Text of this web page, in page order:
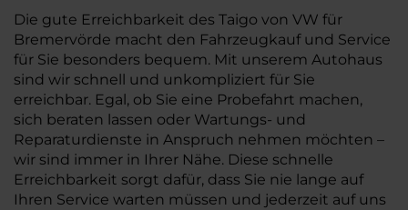
Die gute Erreichbarkeit des Taigo von VW für
Bremervörde macht den Fahrzeugkauf und Service
für Sie besonders bequem. Mit unserem Autohaus
sind wir schnell und unkompliziert für Sie
erreichbar. Egal, ob Sie eine Probefahrt machen,
sich beraten lassen oder Wartungs- und
Reparaturdienste in Anspruch nehmen möchten –
wir sind immer in Ihrer Nähe. Diese schnelle
Erreichbarkeit sorgt dafür, dass Sie nie lange auf
Ihren Service warten müssen und jederzeit auf uns